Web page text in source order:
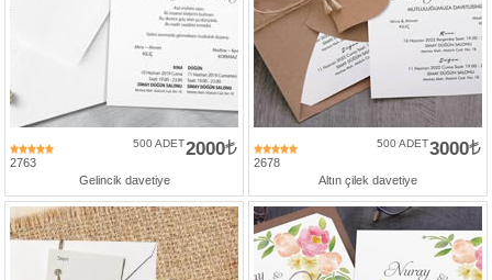
2763
2000
500 ADET
Gelincik davetiye
2678
3000
500 ADET
Altın çilek davetiye